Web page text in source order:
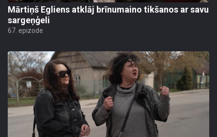
Mārtiņš Egliens atklāj brīnumaino tikšanos ar savu
sargeņģeli
67. epizode